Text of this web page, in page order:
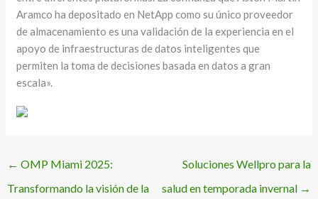
Aramco ha depositado en NetApp como su único proveedor
de almacenamiento es una validación de la experiencia en el
apoyo de infraestructuras de datos inteligentes que
permiten la toma de decisiones basada en datos a gran
escala».
← OMP Miami 2025:
Transformando la visión de la
Soluciones Wellpro para la
salud en temporada invernal →